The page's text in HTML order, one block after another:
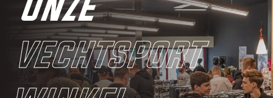
vechtsport